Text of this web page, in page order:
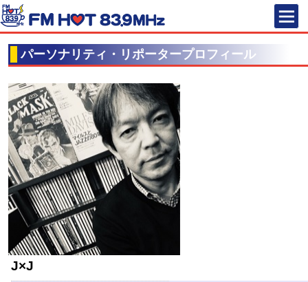
FM HOT
パーソナリティ・リポータープロフィール
J×J